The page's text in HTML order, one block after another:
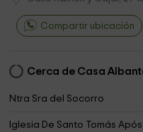
Compartir ubicación
Cerca de Casa
Ntra Sra del Socorro
Iglesia De Santo Tomás